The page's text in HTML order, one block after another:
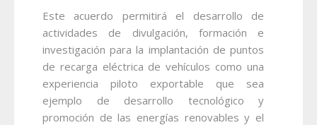
Este acuerdo permitirá el desarrollo de
actividades de divulgación, formación e
investigación para la implantación de puntos
de recarga eléctrica de vehículos como una
experiencia piloto exportable que sea
ejemplo de desarrollo tecnológico y
promoción de las energías renovables y el